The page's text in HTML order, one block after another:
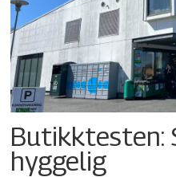
Butikktesten:
hyggelig